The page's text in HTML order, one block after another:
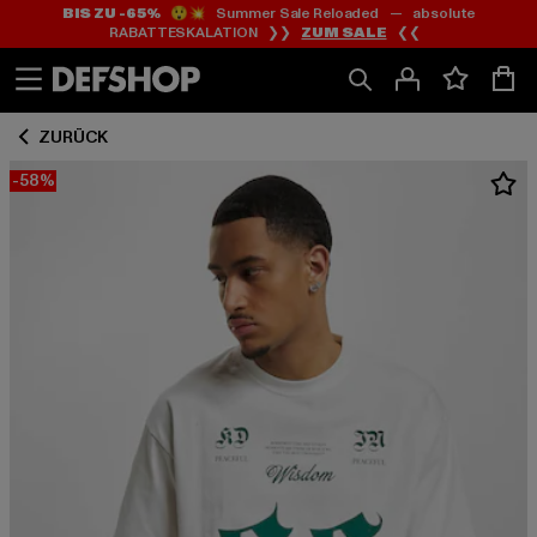
Zum
Inhalt
springen
Zum
Fußzeile
springen
BIS ZU -65%😲💥 Summer Sale Reloaded — absolute
RABATTESKALATION ❯❯ ZUM SALE ❮❮
ZURÜCK
-58%